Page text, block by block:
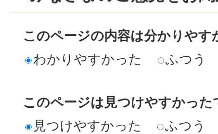
このページの内容は分かりやす
わかりやすかった
ふつう
このページは見つけやすかった
見つけやすかった
ふつう